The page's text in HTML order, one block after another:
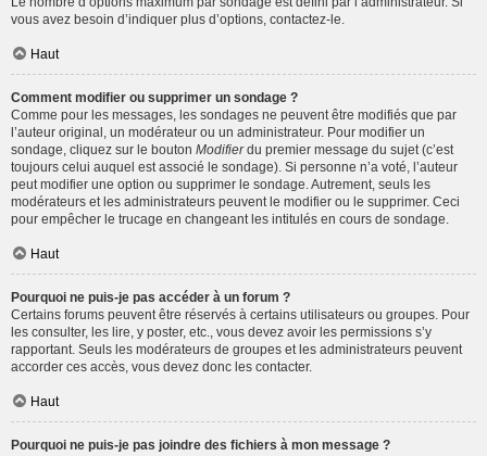
vous avez besoin d’indiquer plus d’options, contactez-le.
Haut
Comment modifier ou supprimer un sondage ?
Comme pour les messages, les sondages ne peuvent être modifiés que par
l’auteur original, un modérateur ou un administrateur. Pour modifier un
sondage, cliquez sur le bouton Modifierdu premier message du sujet (c’est
toujours celui auquel est associé le sondage). Si personne n’a voté, l’auteur
peut modifier une option ou supprimer le sondage. Autrement, seuls les
modérateurs et les administrateurs peuvent le modifier ou le supprimer. Ceci
pour empêcher le trucage en changeant les intitulés en cours de sondage.
Haut
Pourquoi ne puis-je pas accéder à un forum ?
Certains forums peuvent être réservés à certains utilisateurs ou groupes. Pour
les consulter, les lire, y poster, etc., vous devez avoir les permissions s’y
rapportant. Seuls les modérateurs de groupes et les administrateurs peuvent
accorder ces accès, vous devez donc les contacter.
Haut
Pourquoi ne puis-je pas joindre des fichiers à mon message ?